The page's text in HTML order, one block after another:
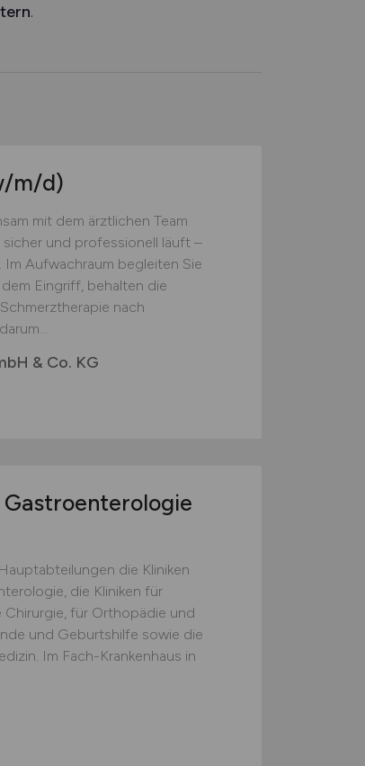
.
m/d)
mit dem ärztlichen Team
und professionell läuft –
Aufwachraum begleiten Sie
Eingriff, behalten die
nach
& Co. KG
die Kliniken
die Kliniken für
Chirurgie, für Orthopädie und
und Geburtshilfe sowie die
Im Fach-Krankenhaus in